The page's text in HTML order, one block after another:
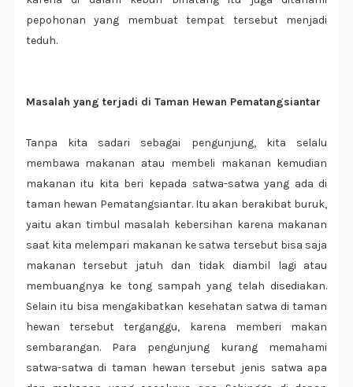
pepohonan yang membuat tempat tersebut menjadi
teduh.
Masalah yang terjadi di Taman Hewan Pematangsiantar
Tanpa kita sadari sebagai pengunjung, kita selalu
membawa makanan atau membeli makanan kemudian
makanan itu kita beri kepada satwa-satwa yang ada di
taman hewan Pematangsiantar. Itu akan berakibat buruk,
yaitu akan timbul masalah kebersihan karena makanan
saat kita melempari makanan ke satwa tersebut bisa saja
makanan tersebut jatuh dan tidak diambil lagi atau
membuangnya ke tong sampah yang telah disediakan.
Selain itu bisa mengakibatkan kesehatan satwa di taman
hewan tersebut terganggu, karena memberi makan
sembarangan. Para pengunjung kurang memahami
satwa-satwa di taman hewan tersebut jenis satwa apa